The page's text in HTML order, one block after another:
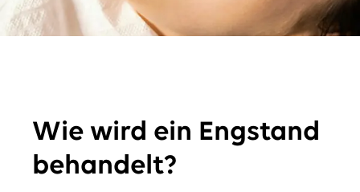
Wie wird ein Engstand
behandelt?